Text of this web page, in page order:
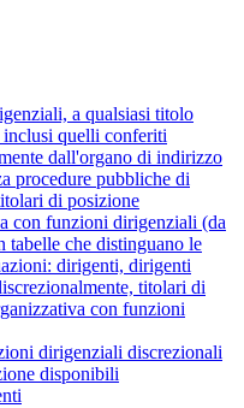
a qualsiasi titolo
quelli conferiti
dall'organo di indirizzo
procedure pubbliche di
di posizione
con funzioni dirigenziali (da
tabelle che distinguano le
dirigenti, dirigenti
titolari di
con funzioni
dirigenziali discrezionali
disponibili